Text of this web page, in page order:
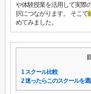
や体験授業を活用して実際
択につながります。 そこで
めてみました。
1スクール比較
2迷ったらこのスクールを選